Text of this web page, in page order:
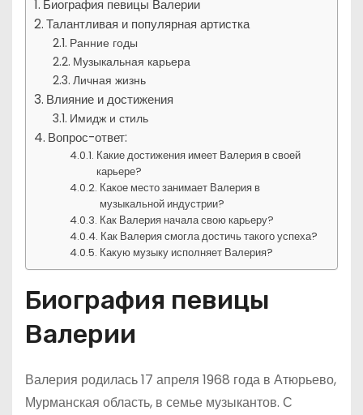
Биография певицы Валерии
Талантливая и популярная артистка
Ранние годы
Музыкальная карьера
Личная жизнь
Влияние и достижения
Имидж и стиль
Вопрос-ответ:
Какие достижения имеет Валерия в своей
карьере?
Какое место занимает Валерия в
музыкальной индустрии?
Как Валерия начала свою карьеру?
Как Валерия смогла достичь такого успеха?
Какую музыку исполняет Валерия?
Биография певицы
Валерии
Валерия родилась 17 апреля 1968 года в Атюрьево,
Мурманская область, в семье музыкантов. С